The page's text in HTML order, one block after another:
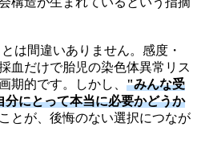
は間違いありません。感度・
血だけで胎児の染色体異常リス
期的です。しかし、 "みんな受
にとって本当に必要かどうか
とが、後悔のない選択につなが